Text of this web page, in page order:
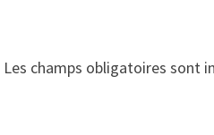
Les champs obligatoires sont